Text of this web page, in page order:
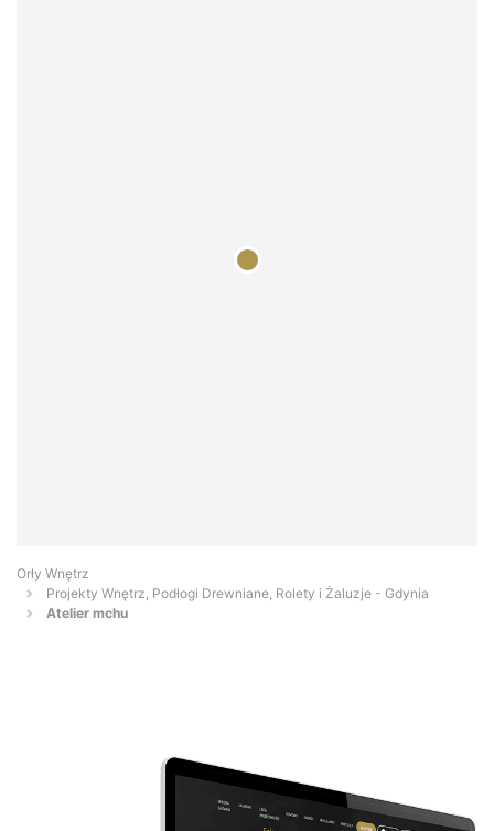
Orły Wnętrz
Projekty Wnętrz, Podłogi Drewniane, Rolety i Żaluzje - Gdynia
Atelier mchu